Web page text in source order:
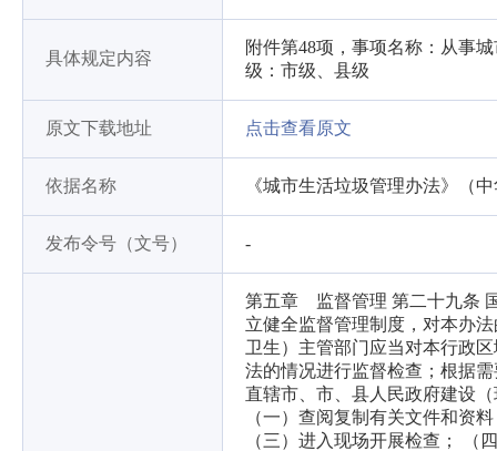
具体规定内容
附件第48项，事项名称：从事
级：市级、县级
原文下载地址 点击查看原文
依据名称 《城市生活垃圾管理办法》（
发布令号（文号） -
第五章 监督管理 第二十九条
立健全监督管理制度，对本办
卫生）主管部门应当对本行政
法的情况进行监督检查；根据
直辖市、市、县人民政府建设
（一）查阅复制有关文件和资
（三）进入现场开展检查； （